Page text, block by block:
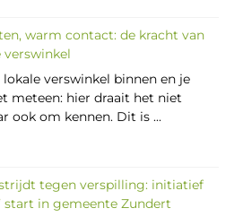
warm contact: de kracht van
verswinkel
lokale verswinkel binnen en je
meteen: hier draait het niet
ook om kennen. Dit is ...
tegen verspilling: initiatief
start in gemeente Zundert